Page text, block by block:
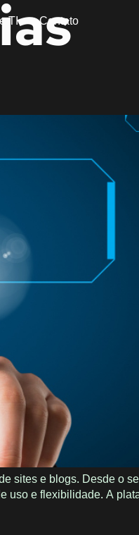
TI Contato
sites e blogs. Desde o
e flexibilidade. A